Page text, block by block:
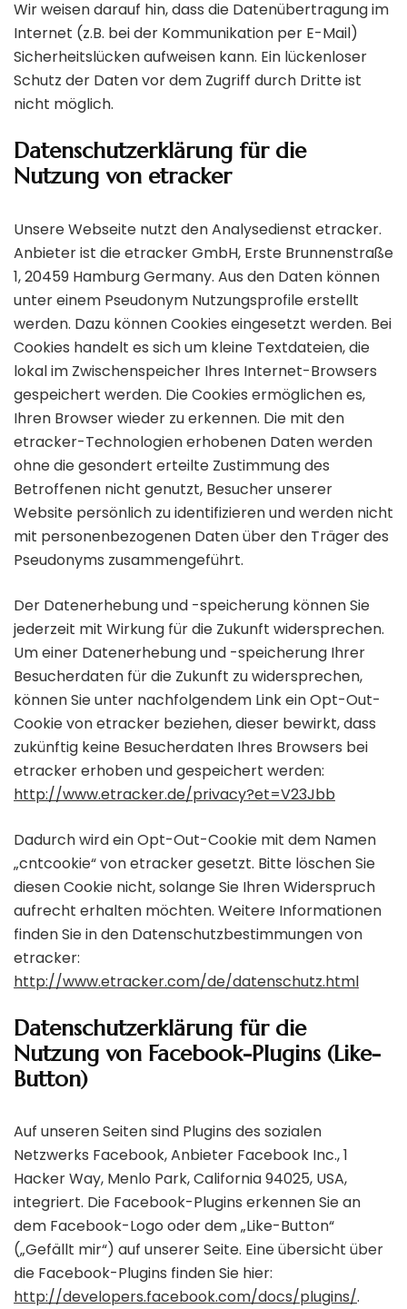
Wir weisen darauf hin, dass die Datenübertragung im
Internet (z.B. bei der Kommunikation per E-Mail)
Sicherheitslücken aufweisen kann. Ein lückenloser
Schutz der Daten vor dem Zugriff durch Dritte ist
nicht möglich.
Datenschutzerklärung für die
Nutzung von etracker
Unsere Webseite nutzt den Analysedienst etracker.
Anbieter ist die etracker GmbH, Erste Brunnenstraße
1, 20459 Hamburg Germany. Aus den Daten können
unter einem Pseudonym Nutzungsprofile erstellt
werden. Dazu können Cookies eingesetzt werden. Bei
Cookies handelt es sich um kleine Textdateien, die
lokal im Zwischenspeicher Ihres Internet-Browsers
gespeichert werden. Die Cookies ermöglichen es,
Ihren Browser wieder zu erkennen. Die mit den
etracker-Technologien erhobenen Daten werden
ohne die gesondert erteilte Zustimmung des
Betroffenen nicht genutzt, Besucher unserer
Website persönlich zu identifizieren und werden nicht
mit personenbezogenen Daten über den Träger des
Pseudonyms zusammengeführt.
Der Datenerhebung und -speicherung können Sie
jederzeit mit Wirkung für die Zukunft widersprechen.
Um einer Datenerhebung und -speicherung Ihrer
Besucherdaten für die Zukunft zu widersprechen,
können Sie unter nachfolgendem Link ein Opt-Out-
Cookie von etracker beziehen, dieser bewirkt, dass
zukünftig keine Besucherdaten Ihres Browsers bei
etracker erhoben und gespeichert werden:
http://www.etracker.de/privacy?et=V23Jbb
Dadurch wird ein Opt-Out-Cookie mit dem Namen
„cntcookie“ von etracker gesetzt. Bitte löschen Sie
diesen Cookie nicht, solange Sie Ihren Widerspruch
aufrecht erhalten möchten. Weitere Informationen
finden Sie in den Datenschutzbestimmungen von
etracker:
http://www.etracker.com/de/datenschutz.html
Datenschutzerklärung für die
Nutzung von Facebook-Plugins (Like-
Button)
Auf unseren Seiten sind Plugins des sozialen
Netzwerks Facebook, Anbieter Facebook Inc., 1
Hacker Way, Menlo Park, California 94025, USA,
integriert. Die Facebook-Plugins erkennen Sie an
dem Facebook-Logo oder dem „Like-Button“
(„Gefällt mir“) auf unserer Seite. Eine übersicht über
die Facebook-Plugins finden Sie hier:
http://developers.facebook.com/docs/plugins/.